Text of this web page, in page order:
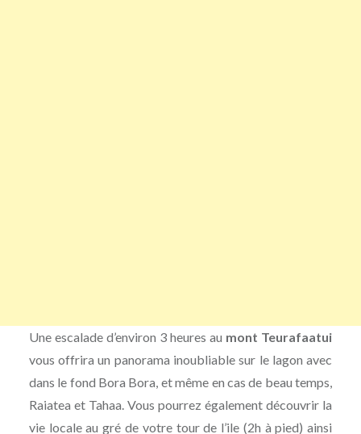
Une escalade d’environ 3 heures au mont Teurafaatui
vous offrira un panorama inoubliable sur le lagon avec
dans le fond Bora Bora, et même en cas de beau temps,
Raiatea et Tahaa. Vous pourrez également découvrir la
vie locale au gré de votre tour de l’ile (2h à pied) ainsi